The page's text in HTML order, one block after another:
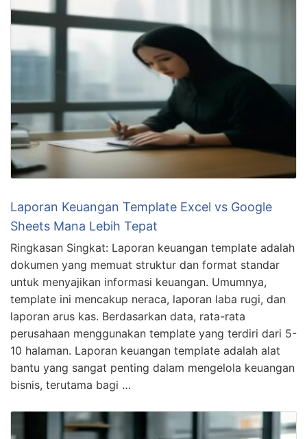
Laporan Keuangan Template Excel vs Google
Sheets Mana Lebih Tepat
Ringkasan Singkat: Laporan keuangan template adalah
dokumen yang memuat struktur dan format standar
untuk menyajikan informasi keuangan. Umumnya,
template ini mencakup neraca, laporan laba rugi, dan
laporan arus kas. Berdasarkan data, rata-rata
perusahaan menggunakan template yang terdiri dari 5-
10 halaman. Laporan keuangan template adalah alat
bantu yang sangat penting dalam mengelola keuangan
bisnis, terutama bagi …